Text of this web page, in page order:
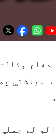
دفاع